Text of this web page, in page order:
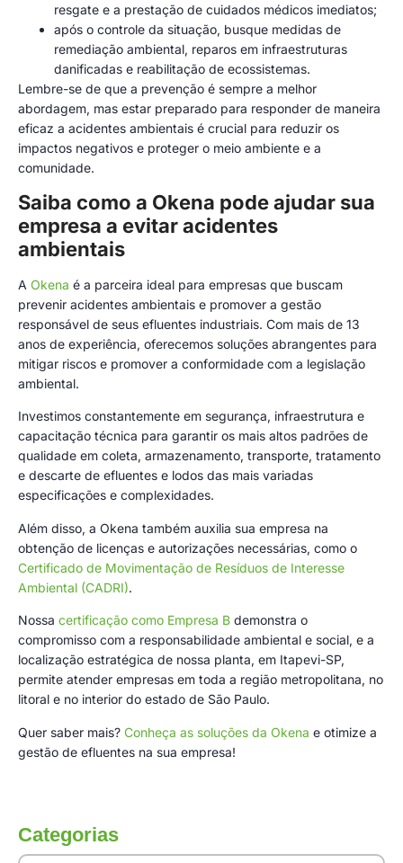
resgate e a prestação de cuidados médicos imediatos;
após o controle da situação, busque medidas de
remediação ambiental, reparos em infraestruturas
danificadas e reabilitação de ecossistemas.
Lembre-se de que a prevenção é sempre a melhor
abordagem, mas estar preparado para responder de maneira
eficaz a acidentes ambientais é crucial para reduzir os
impactos negativos e proteger o meio ambiente e a
comunidade.
Saiba como a Okena pode ajudar sua
empresa a evitar acidentes
ambientais
A Okena é a parceira ideal para empresas que buscam
prevenir acidentes ambientais e promover a gestão
responsável de seus efluentes industriais. Com mais de 13
anos de experiência, oferecemos soluções abrangentes para
mitigar riscos e promover a conformidade com a legislação
ambiental.
Investimos constantemente em segurança, infraestrutura e
capacitação técnica para garantir os mais altos padrões de
qualidade em coleta, armazenamento, transporte, tratamento
e descarte de efluentes e lodos das mais variadas
especificações e complexidades.
Além disso, a Okena também auxilia sua empresa na
obtenção de licenças e autorizações necessárias, como o
Certificado de Movimentação de Resíduos de Interesse
Ambiental (CADRI).
Nossa certificação como Empresa B demonstra o
compromisso com a responsabilidade ambiental e social, e a
localização estratégica de nossa planta, em Itapevi-SP,
permite atender empresas em toda a região metropolitana, no
litoral e no interior do estado de São Paulo.
Quer saber mais? Conheça as soluções da Okena e otimize a
gestão de efluentes na sua empresa!
Categorias